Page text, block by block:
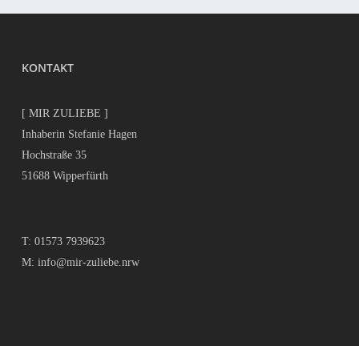
KONTAKT
[ MIR ZULIEBE ]
Inhaberin Stefanie Hagen
Hochstraße 35
51688 Wipperfürth
T: 01573 7939623
M: info@mir-zuliebe.nrw